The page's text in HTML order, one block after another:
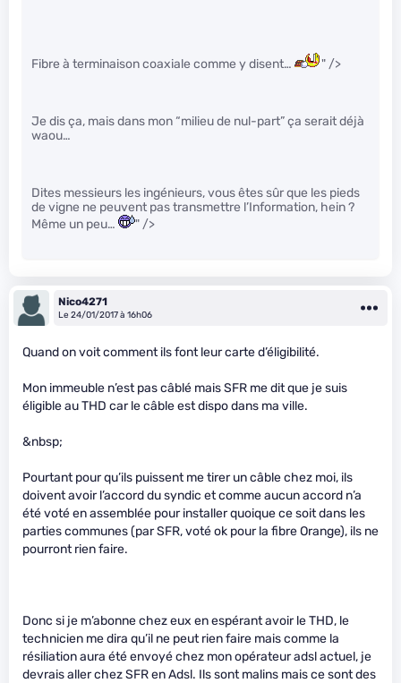
Fibre à terminaison coaxiale comme y disent… " />
Je dis ça, mais dans mon “milieu de nul-part” ça serait déjà
waou…
Dites messieurs les ingénieurs, vous êtes sûr que les pieds
de vigne ne peuvent pas transmettre l’Information, hein ?
Même un peu…
" />
Nico4271
Le 24/01/2017 à 16h06
Quand on voit comment ils font leur carte d’éligibilité.
Mon immeuble n’est pas câblé mais SFR me dit que je suis
éligible au THD car le câble est dispo dans ma ville.
&nbsp;
Pourtant pour qu’ils puissent me tirer un câble chez moi, ils
doivent avoir l’accord du syndic et comme aucun accord n’a
été voté en assemblée pour installer quoique ce soit dans les
parties communes (par SFR, voté ok pour la fibre Orange), ils ne
pourront rien faire.
Donc si je m’abonne chez eux en espérant avoir le THD, le
technicien me dira qu’il ne peut rien faire mais comme la
résiliation aura été envoyé chez mon opérateur adsl actuel, je
devrais aller chez SFR en Adsl. Ils sont malins mais ce sont des